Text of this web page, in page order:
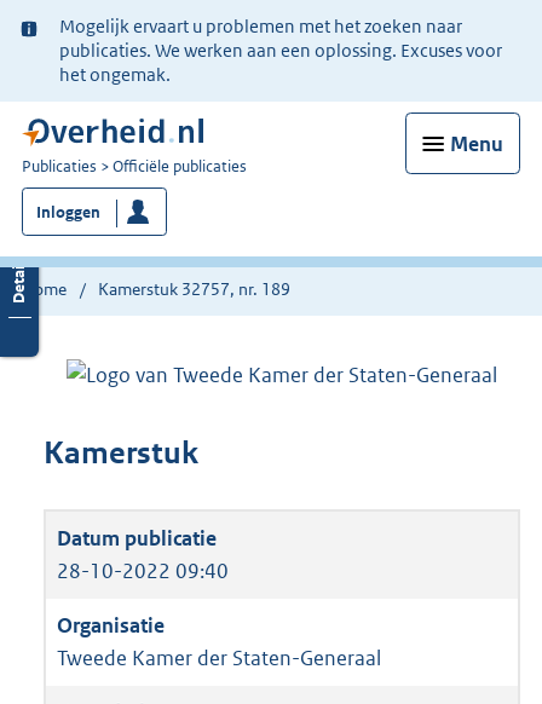
Ter
informatie:
Mogelijk ervaart u problemen met het zoeken naar
publicaties. We werken aan een oplossing. Excuses voor
het ongemak.
Menu
U
bent
nu
hier:
Publicaties Officiële publicaties
Inloggen
Home Kamerstuk 32757, nr. 189
Kamerstuk
28-10-2022 09:40
Tweede Kamer der Staten-Generaal